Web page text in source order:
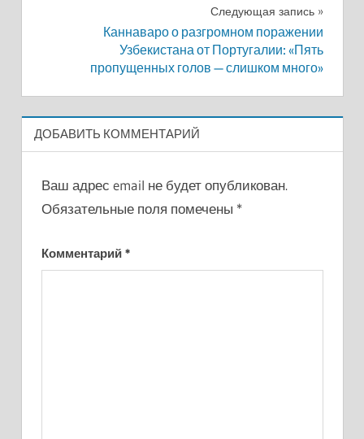
Следующая запись
Каннаваро о разгромном поражении
Узбекистана от Португалии: «Пять
пропущенных голов — слишком много»
ДОБАВИТЬ КОММЕНТАРИЙ
Ваш адрес email не будет опубликован.
Обязательные поля помечены *
Комментарий *